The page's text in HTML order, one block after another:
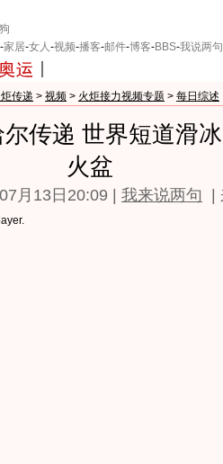
-家居-女人-视频-播客-邮件-博客-BBS-我说两句
传递 > 视频 > 火炬接力视频专题 > 每日综述
传递 世界短道滑
火盆
月13日20:09 | 我来说两句 |